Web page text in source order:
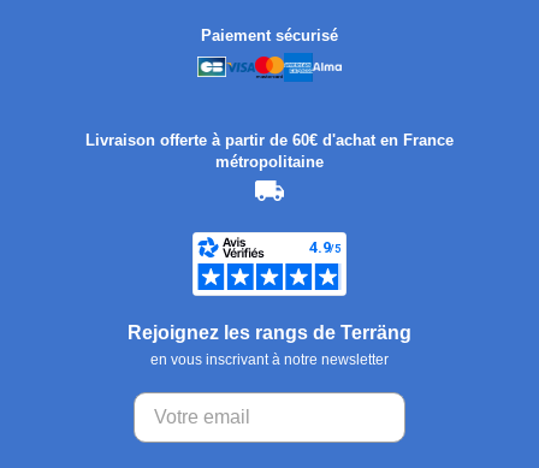
Paiement sécurisé
Livraison offerte à partir de 60€ d'achat en France
métropolitaine
Rejoignez les rangs de Terräng
en vous inscrivant à notre newsletter